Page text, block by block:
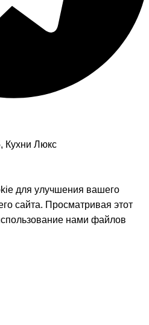
Кухни Люкс
для улучшения вашего
сайта. Просматривая этот
нами файлов